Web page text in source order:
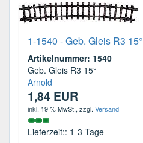
1-1540 - Geb. Gleis R3 15°
Artikelnummer: 1540
Geb. Gleis R3 15°
Arnold
1,84 EUR
inkl. 19 % MwSt., zzgl. Versand
Lieferzeit:: 1-3 Tage